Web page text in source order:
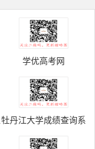
学优高考网
牡丹江大学成绩查询系
统入口